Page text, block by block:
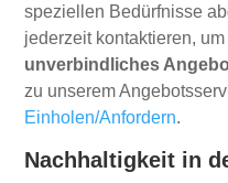
speziellen Bedürfnisse
jederzeit kontaktieren, um
unverbindliches
zu unserem
Einholen/Anfordern.
Nachhaltigkeit in